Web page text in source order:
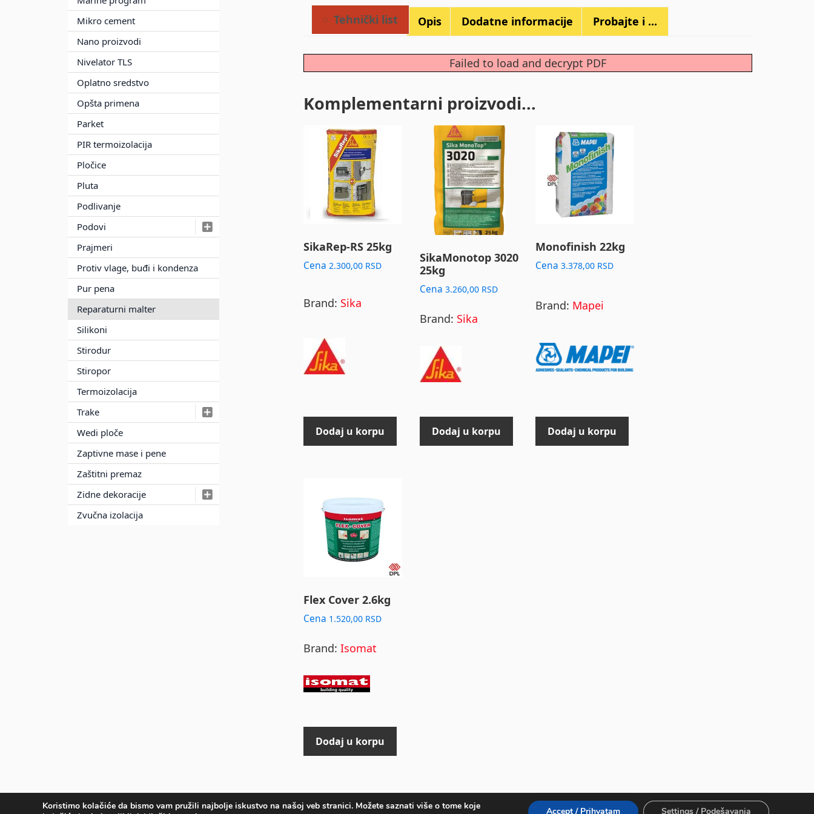
Tehnički list Opis Dodatne informacije Probajte i ...
Failed to load and decrypt PDF
Komplementarni proizvodi...
SikaRep-RS 25kg
Cena 2.300,00 RSD
Brand: Sika
Dodaj u korpu
SikaMonotop 3020
25kg
Cena 3.260,00 RSD
Brand: Sika
Dodaj u korpu
Monofinish 22kg
Cena3.378,00 RSD
Brand: Mapei
Dodaj u korpu
Flex Cover 2.6kg
Cena 1.520,00 RSD
Brand: Isomat
Dodaj u korpu
Mikro cement
Nano proizvodi
Nivelator TLS
Oplatno sredstvo
Opšta primena
Parket
PIR termoizolacija
Pločice
Pluta
Podlivanje
Podovi
Prajmeri
Protiv vlage, buđi i kondenza
Pur pena
Reparaturni malter
Silikoni
Stirodur
Stiropor
Termoizolacija
Trake
Wedi ploče
Zaptivne mase i pene
Zaštitni premaz
Zidne dekoracije
Zvučna izolacija
Koristimo kolačiće da bismo vam pružili najbolje iskustvo na našoj veb stranici. Možete saznati više o tome koje
Accept / Prihvatam Settings / Podešavanja